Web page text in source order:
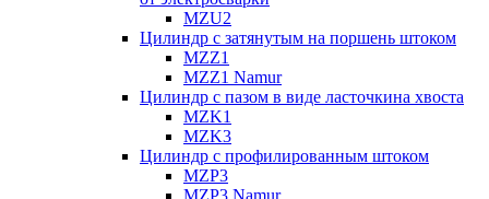
MZU2
Цилиндр с затянутым на поршень штоком
MZZ1
MZZ1 Namur
Цилиндр с пазом в виде ласточкина хвоста
MZK1
MZK3
Цилиндр с профилированным штоком
MZP3
MZP3 Namur